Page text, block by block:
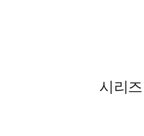
시리즈